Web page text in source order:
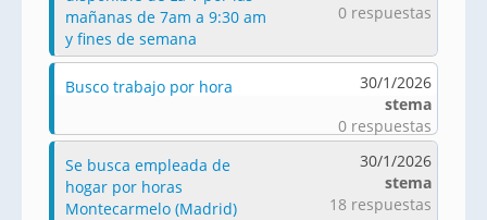
mañanas de 7am a 9:30 am
y fines de semana
0 respuestas
Busco trabajo por hora
30/1/2026
stema
0 respuestas
Se busca empleada de
hogar por horas
Montecarmelo (Madrid)
30/1/2026
stema
18 respuestas